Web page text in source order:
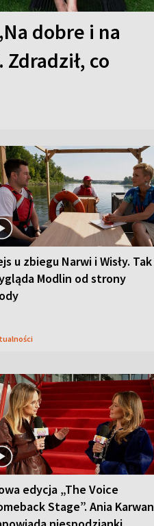
dobre i na
Zdradził, co
u zbiegu Narwi i Wisły. Tak
Modlin od strony
edycja „The Voice
Stage”. Ania Karwan